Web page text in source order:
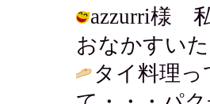
azzurri様
おなかすい
タイ料理